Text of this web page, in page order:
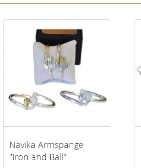
Navika Armspange
"Iron and Ball"